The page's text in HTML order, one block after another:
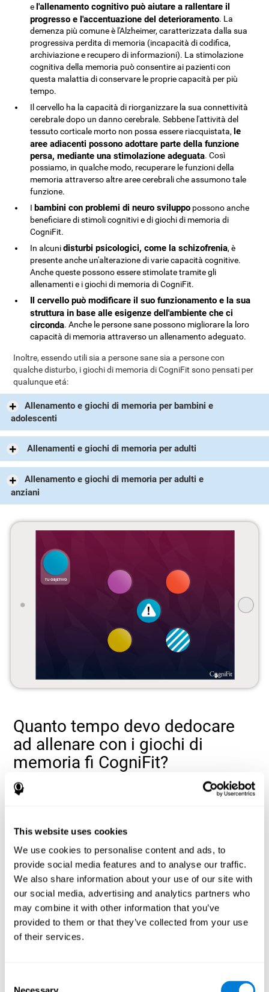
This website uses cookies
We use cookies to personalise content and ads, to
provide social media features and to analyse our traffic.
We also share information about your use of our site with
our social media, advertising and analytics partners who
may combine it with other information that you’ve
provided to them or that they’ve collected from your use
of their services.
e l'allenamento cognitivo può aiutare a rallentare il
progresso e l'accentuazione del deterioramento. La
demenza più comune è l'Alzheimer, caratterizzata dalla sua
progressiva perdita di memoria (incapacità di codifica,
archiviazione e recupero di informazioni). La stimolazione
cognitiva della memoria può consentire ai pazienti con
questa malattia di conservare le proprie capacità per più
tempo.
Il cervello ha la capacità di riorganizzare la sua connettività
cerebrale dopo un danno cerebrale. Sebbene l'attività del
tessuto corticale morto non possa essere riacquistata, le
aree adiacenti possono adottare parte della funzione
persa, mediante una stimolazione adeguata. Così
possiamo, in qualche modo, recuperare le funzioni della
memoria attraverso altre aree cerebrali che assumono tale
funzione.
I bambini con problemi di neuro sviluppo possono anche
beneficiare di stimoli cognitivi e di giochi di memoria di
CogniFit.
In alcunidisturbi psicologici, come la schizofrenia, è
presente anche un'alterazione di varie capacità cognitive.
Anche queste possono essere stimolate tramite gli
allenamenti e i giochi di memoria di CogniFit.
Il cervello può modificare il suo funzionamento e la sua
struttura in base alle esigenze dell'ambiente che ci
circonda. Anche le persone sane possono migliorare la loro
capacità di memoria attraverso un allenamento adeguato.
Inoltre, essendo utili sia a persone sane sia a persone con
qualche disturbo, i giochi di memoria di CogniFit sono pensati per
qualunque etá:
Allenamento e giochi di memoria per bambini e
adolescenti
Allenamenti e giochi di memoria per adulti
Allenamento e giochi di memoria per adulti e
anziani
Quanto tempo devo dedocare
ad allenare con i giochi di
memoria fi CogniFit?
Le sessioni complete di allenamento automatizzato per la
memoria, di solito, durano circa
. Si consiglia
CogniFit può inviare promemoria di sessione
Inogni sessione di allenamentoper la memoria, gli strumenti di
CogniFit proporranno automaticamentedue giochi di
stimolazione cerebrale e un esercizio di valutazione
cognitiva
. In questo modo, possiamo facilmente allenare e
misurare l'evoluzione della nostra memoria e dei suoi diversi
sottotipi: memoria a breve termine, memoria di lavoro, ecc.
Giochi di Memoria: Quali